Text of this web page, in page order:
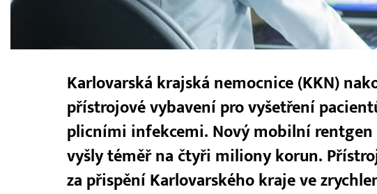
Karlovarská krajská nemocnice (KKN)
přístrojové vybavení pro vyšetření
plicními infekcemi. Nový mobilní
vyšly téměř na čtyři miliony korun.
za přispění Karlovarského kraje ve